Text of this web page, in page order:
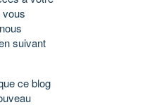
vous
suivant
ce blog